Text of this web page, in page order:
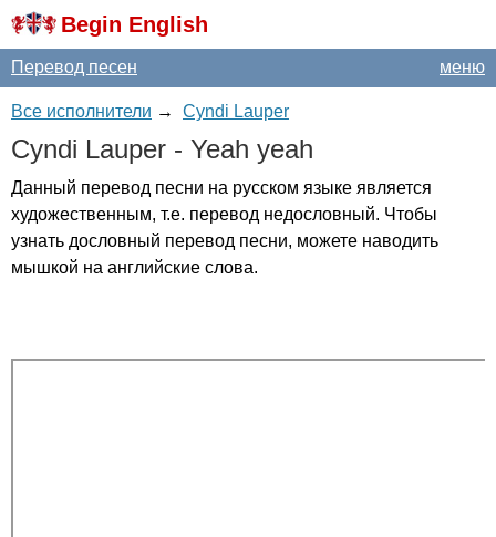
Begin English
меню
Перевод песен
Все исполнители → Cyndi Lauper
Cyndi Lauper - Yeah yeah
Данный перевод песни на русском языке является
художественным, т.е. перевод недословный. Чтобы
узнать дословный перевод песни, можете наводить
мышкой на английские слова.